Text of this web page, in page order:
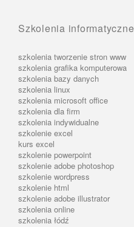
Szkolenia informatyczne
szkolenia tworzenie stron www
szkolenia grafika komputerowa
szkolenia bazy danych
szkolenia linux
szkolenia microsoft office
szkolenia dla firm
szkolenia indywidualne
szkolenie excel
kurs excel
szkolenie powerpoint
szkolenie adobe photoshop
szkolenie wordpress
szkolenie html
szkolenie adobe illustrator
szkolenia online
szkolenia łódź